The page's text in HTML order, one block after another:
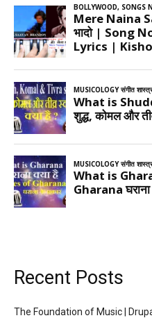
Recent Posts
The Foundation of Music |